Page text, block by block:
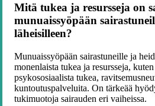
Mitä tukea ja resursseja on
munuaissyöpään
läheisilleen?
Munuaissyöpään sairastuneille ja
monenlaista tukea ja resursseja,
psykososiaalista tukea,
kuntoutuspalveluita. On tärkeää
tukimuotoja sairauden eri vaiheissa.